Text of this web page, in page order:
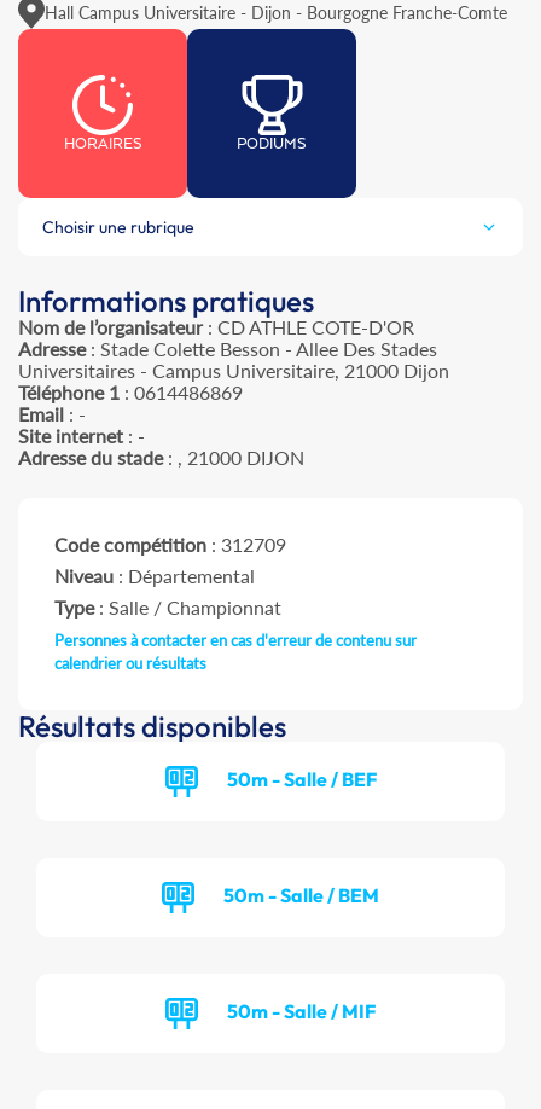
Hall Campus Universitaire - Dijon - Bourgogne Franche-Comte
HORAIRES PODIUMS
Choisir une rubrique
Informations pratiques
Nom de l’organisateur: CD ATHLE COTE-D'OR
Adresse: Stade Colette Besson - Allee Des Stades
Universitaires - Campus Universitaire, 21000 Dijon
Téléphone 1 : 0614486869
Email : -
Site internet : -
Adresse du stade: , 21000 DIJON
Code compétition : 312709
Niveau : Départemental
Type: Salle / Championnat
Personnes à contacter en cas d'erreur de contenu sur
calendrier ou résultats
Résultats disponibles
50m - Salle / BEF
50m - Salle / BEM
50m - Salle / MIF